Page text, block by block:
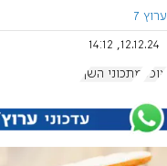
ערוץ 7
12.12.24, 14:12
אוכל מתכוני השף